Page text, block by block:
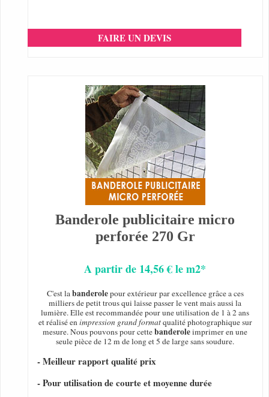
FAIRE UN DEVIS
Banderole publicitaire micro
perforée 270 Gr
A partir de 14,56 € le m2*
C'est labanderolepour extérieur par excellence grâce a ces
milliers de petit trous qui laisse passer le vent mais aussi la
lumière. Elle est recommandée pour une utilisation de 1 à 2 ans
et réalisé enimpression grand formatqualité photographique sur
mesure. Nous pouvons pour cettebanderoleimprimer en une
seule pièce de 12 m de long et 5 de large sans soudure.
- Meilleur rapport qualité prix
- Pour utilisation de courte et moyenne durée